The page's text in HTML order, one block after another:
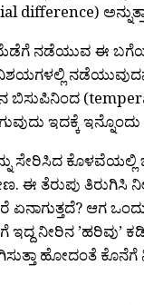
difference)
ನಡೆಯುವ ಈ ಬಗೆಯ
ಬಿಸುಪಿನಿಂದ
ಇದಕ್ಕೆ ಇನ್ನೊಂದು
ಸೇರಿಸಿದ ಕೊಳವೆಯಲ್ಲಿ
ಈ ತೆರುಪು ತಿರುಗಿಸಿ
ಏನಾಗುತ್ತದೆ? ಆಗ
ಇದ್ದ ನೀರಿನ ’ಹರಿವು’
ಹೋದಂತೆ